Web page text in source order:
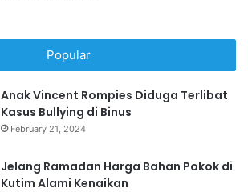
Popular
Anak Vincent Rompies Diduga Terlibat
Kasus Bullying di Binus
February 21, 2024
Jelang Ramadan Harga Bahan Pokok di
Kutim Alami Kenaikan